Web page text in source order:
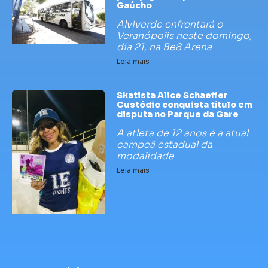
Gaúcho
Alviverde enfrentará o
Veranópolis neste domingo,
dia 21, na Be8 Arena
Leia mais
Skatista Alice Schaeffer
Custódio conquista título em
disputa no Parque da Gare
A atleta de 12 anos é a atual
campeã estadual da
modalidade
Leia mais